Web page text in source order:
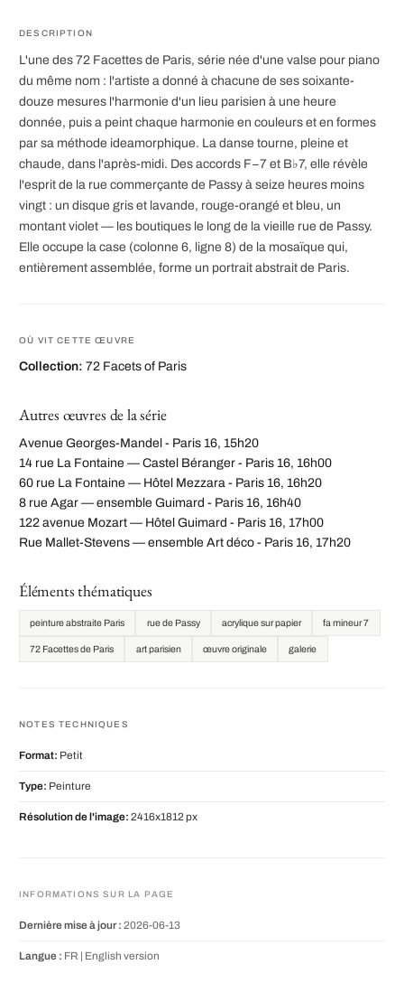
DESCRIPTION
L'une des 72 Facettes de Paris, série née d'une valse pour piano
du même nom : l'artiste a donné à chacune de ses soixante-
douze mesures l'harmonie d'un lieu parisien à une heure
donnée, puis a peint chaque harmonie en couleurs et en formes
par sa méthode ideamorphique. La danse tourne, pleine et
chaude, dans l'après-midi. Des accords F−7 et B♭7, elle révèle
l'esprit de la rue commerçante de Passy à seize heures moins
vingt : un disque gris et lavande, rouge-orangé et bleu, un
montant violet — les boutiques le long de la vieille rue de Passy.
Elle occupe la case (colonne 6, ligne 8) de la mosaïque qui,
entièrement assemblée, forme un portrait abstrait de Paris.
OÙ VIT CETTE ŒUVRE
Collection: 72 Facets of Paris
Autres œuvres de la série
Avenue Georges-Mandel - Paris 16, 15h20
14 rue La Fontaine — Castel Béranger - Paris 16, 16h00
60 rue La Fontaine — Hôtel Mezzara - Paris 16, 16h20
8 rue Agar — ensemble Guimard - Paris 16, 16h40
122 avenue Mozart — Hôtel Guimard - Paris 16, 17h00
Rue Mallet-Stevens — ensemble Art déco - Paris 16, 17h20
Éléments thématiques
peinture abstraite Paris rue de Passy acrylique sur papier fa mineur 7
72 Facettes de Paris art parisien œuvre originale galerie
NOTES TECHNIQUES
Format: Petit
Type: Peinture
Résolution de l'image: 2416x1812 px
INFORMATIONS SUR LA PAGE
Dernière mise à jour : 2026-06-13
Langue : FR | English version